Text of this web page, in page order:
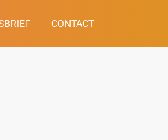
CONTACT